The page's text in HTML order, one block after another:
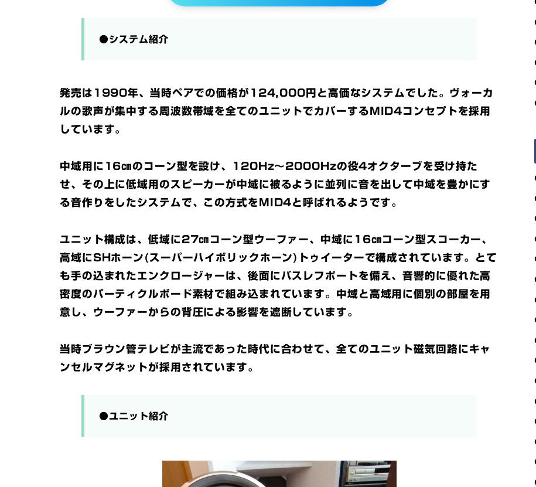
●システム紹介
発売は1990年、当時ペアでの価格が124,000円と高価なシステムでした。ヴォーカ
ルの歌声が集中する周波数帯域を全てのユニットでカバーするMID4コンセプトを採用
しています。
中域用に16㎝のコーン型を設け、120Hz～2000Hzの役4オクターブを受け持た
せ、その上に低域用のスピーカーが中域に被るように並列に音を出して中域を豊かにす
る音作りをしたシステムで、この方式をMID4と呼ばれるようです。
ユニット構成は、低域に27㎝コーン型ウーファー、中域に16㎝コーン型スコーカー、
高域にSHホーン(スーパーハイボリックホーン)トゥイーターで構成されています。とて
も手の込まれたエンクロージャーは、後面にバスレフポートを備え、音響的に優れた高
密度のパーティクルボード素材で組み込まれています。中域と高域用に個別の部屋を用
意し、ウーファーからの背圧による影響を遮断しています。
当時ブラウン管テレビが主流であった時代に合わせて、全てのユニット磁気回路にキャ
ンセルマグネットが採用されています。
●ユニット紹介